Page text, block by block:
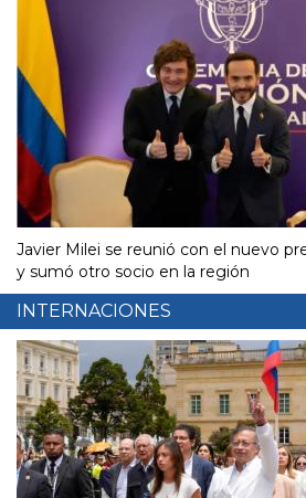
Javier Milei se reunió con el nuevo
y sumó otro socio en la región
INTERNACIONES